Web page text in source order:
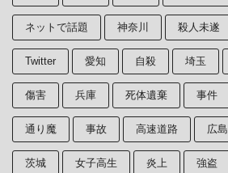
ネットで話題 神奈川 殺人未遂
Twitter 愛知 自殺 埼玉
傷害 兵庫 死体遺棄 事件
通り魔 事故 高速道路 広島
茨城 女子高生 炎上 強盗